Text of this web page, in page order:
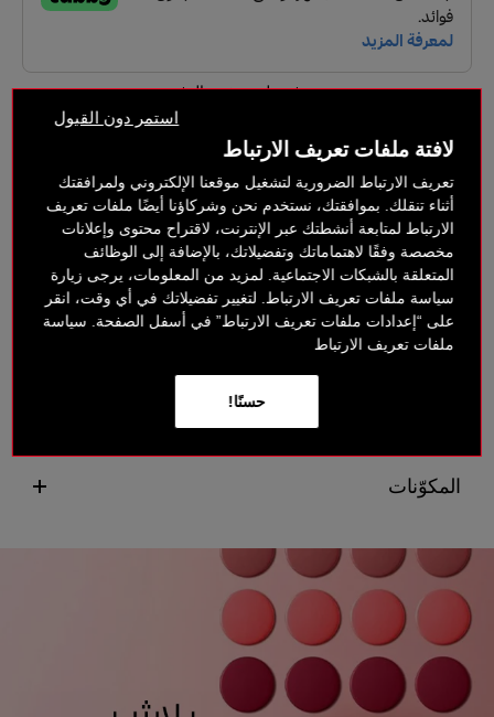
استمر دون القبول
لافتة ملفات تعريف الارتباط
تعريف الارتباط الضرورية لتشغيل موقعنا الإلكتروني ولمرافقتك
أثناء تنقلك. بموافقتك، نستخدم نحن وشركاؤنا أيضًا ملفات تعريف
الارتباط لمتابعة أنشطتك عبر الإنترنت، لاقتراح محتوى وإعلانات
مخصصة وفقًا لاهتماماتك وتفضيلاتك، بالإضافة إلى الوظائف
المتعلقة بالشبكات الاجتماعية. لمزيد من المعلومات، يرجى زيارة
سياسة ملفات تعريف الارتباط. لتغيير تفضيلاتك في أي وقت، انقر
على “إعدادات ملفات تعريف الارتباط” في أسفل الصفحة. سياسة
ملفات تعريف الارتباط
حسنًا!
متوفر على صفحة الدفع
لمحة عامة
التعليقات
الفوائد
المكوّنات